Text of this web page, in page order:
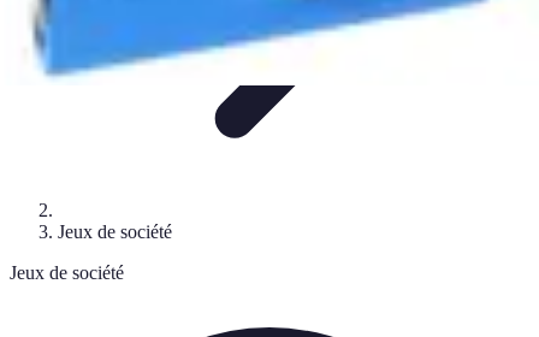
Jeux de société
Jeux de société